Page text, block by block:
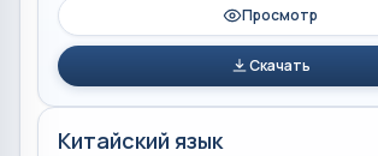
Просмотр
Скачать
Китайский язык